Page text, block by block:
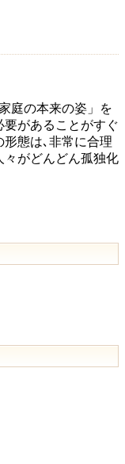
庭の本来の姿」を
があることがすぐ
態は､非常に合理
々がどんどん孤独化